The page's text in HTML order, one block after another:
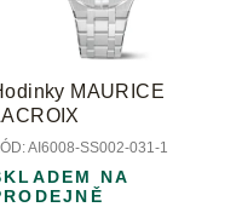
MAURICE
AI6008-SS002-031-1
NA